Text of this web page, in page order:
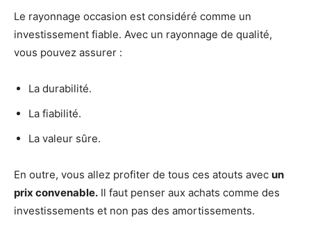
Le rayonnage occasion est considéré comme un
investissement fiable. Avec un rayonnage de qualité,
vous pouvez assurer :
La durabilité.
La fiabilité.
La valeur sûre.
En outre, vous allez profiter de tous ces atouts avec un
prix convenable. Il faut penser aux achats comme des
investissements et non pas des amortissements.